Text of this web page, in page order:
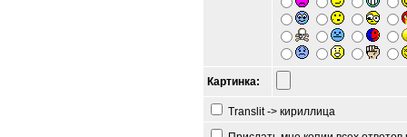
Картинка:
Translit -> кириллица